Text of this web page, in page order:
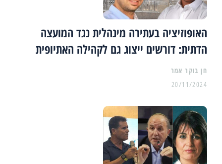
האופוזיציה בעתירה מינהלית נגד המועצה
הדתית: דורשים ייצוג גם לקהילה האתיופית
20/11/2024